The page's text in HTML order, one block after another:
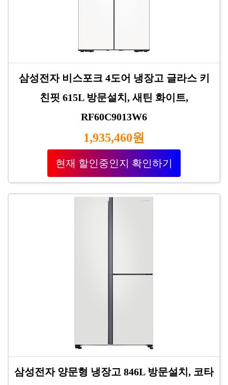
삼성전자 비스포크 4도어 냉장고 글라스 키
친핏 615L 방문설치, 새틴 화이트,
RF60C9013W6
1,935,460원
현재 할인중인지 확인하기
삼성전자 양문형 냉장고 846L 방문설치, 코타